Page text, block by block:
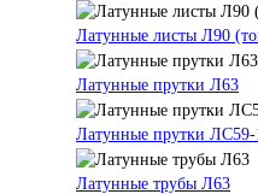
Латунные листы Л90
Латунные прутки Л63
Латунные прутки ЛС59-
Латунные трубы Л63